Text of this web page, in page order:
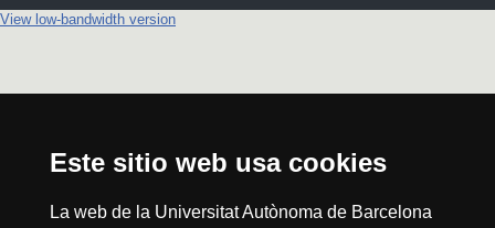
Este sitio web usa cookies
La web de la Universitat Autònoma de Barcelona
View low-bandwidth version